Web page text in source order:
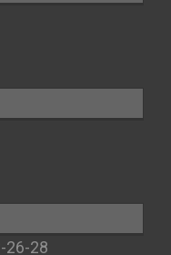
26-28